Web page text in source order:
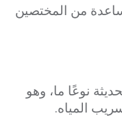
من المختصين
نوعًا ما، وهو
المياه.